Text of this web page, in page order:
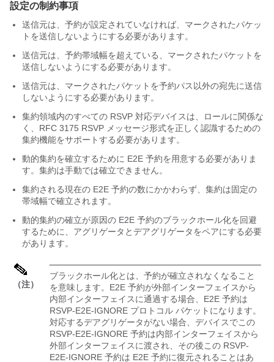
設定の制約事項
送信元は、予約が設定されていなければ、マークされたパケッ
トを送信しないようにする必要があります。
送信元は、予約帯域幅を超えている、マークされたパケットを
送信しないようにする必要があります。
送信元は、マークされたパケットを予約パス以外の宛先に送信
しないようにする必要があります。
集約領域内のすべての RSVP 対応デバイスは、ロールに関係な
く、RFC 3175 RSVP メッセージ形式を正しく認識するための
集約機能をサポートする必要があります。
動的集約を確立するために E2E 予約を用意する必要がありま
す。集約は手動では確立できません。
集約される現在の E2E 予約の数にかかわらず、集約は固定の
帯域幅で確立されます。
動的集約の確立が原因の E2E 予約のブラックホール化を回避
するために、アグリゲータとデアグリゲータをペアにする必要
があります。
（注）
ブラックホール化とは、予約が確立されなくなること
を意味します。E2E 予約が外部インターフェイスから
内部インターフェイスに通過する場合、E2E 予約は
RSVP-E2E-IGNORE プロトコル パケットになります。
対応するデアグリゲータがない場合、デバイスでこの
RSVP-E2E-IGNORE 予約は内部インターフェイスから
外部インターフェイスに渡され、その後この RSVP-
E2E-IGNORE 予約は E2E 予約に復元されることはあ